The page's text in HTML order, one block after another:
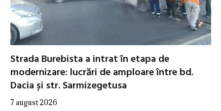
Strada Burebista a intrat în etapa de
modernizare: lucrări de amploare între bd.
Dacia și str. Sarmizegetusa
7 august 2026